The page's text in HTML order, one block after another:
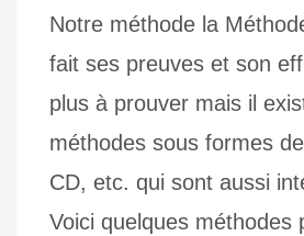
Notre méthode la
fait ses preuves et son
plus à prouver mais il
méthodes sous formes
CD, etc. qui sont aussi
Voici quelques méthodes